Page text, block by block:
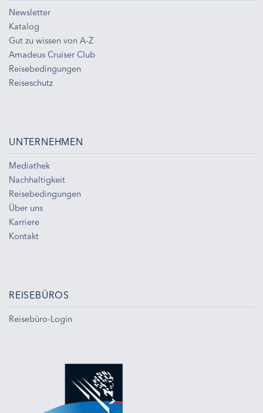
Newsletter
Katalog
Gut zu wissen von A-Z
Amadeus Cruiser Club
Reisebedingungen
Reiseschutz
UNTERNEHMEN
Mediathek
Nachhaltigkeit
Reisebedingungen
Über uns
Karriere
Kontakt
REISEBÜROS
Reisebüro-Login